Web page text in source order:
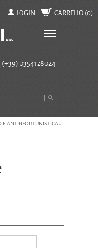
LOGIN CARRELLO (0)
(+39) 0354128024
E ANTINFORTUNISTICA»